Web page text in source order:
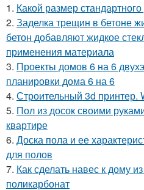
1. Какой размер
2. Заделка трещин в бетоне
бетон добавляют жидкое
применения материала
3. Проекты домов 6 на 6
планировки дома 6 на 6
4. Строительный 3d принтер.
5. Пол из досок своими
квартире
6. Доска пола и ее
для полов
7. Как сделать навес к дому
поликарбонат